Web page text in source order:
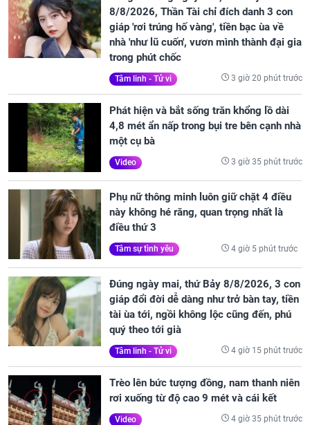
8/8/2026, Thần Tài chỉ đích danh 3 con
giáp 'rơi trúng hố vàng', tiền bạc ùa về
nhà 'như lũ cuốn', vươn mình thành đại gia
trong phút chốc
Tâm linh - Tử vi 3 giờ 20 phút trước
Phát hiện và bắt sống trăn khổng lồ dài
4,8 mét ẩn nấp trong bụi tre bên cạnh nhà
một cụ bà
Video 3 giờ 35 phút trước
Phụ nữ thông minh luôn giữ chặt 4 điều
này không hé răng, quan trọng nhất là
điều thứ 3
Tâm sự tình yêu 4 giờ 5 phút trước
Đúng ngày mai, thứ Bảy 8/8/2026, 3 con
giáp đổi đời dễ dàng như trở bàn tay, tiền
tài ùa tới, ngồi không lộc cũng đến, phú
quý theo tới già
Tâm linh - Tử vi 4 giờ 15 phút trước
Trèo lên bức tượng đồng, nam thanh niên
rơi xuống từ độ cao 9 mét và cái kết
Video 4 giờ 35 phút trước